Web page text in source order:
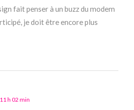
fait penser à un buzz du modem
je doit être encore plus
h 02 min